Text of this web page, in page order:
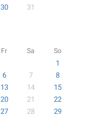
30 31
Fr Sa So
1
6 7
8
13 14
15
20 21
22
27 28
29